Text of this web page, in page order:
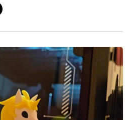
tecnología de vanguardia con